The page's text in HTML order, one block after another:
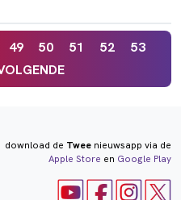
49 50 51 52
53
download de Tweenieuwsapp via de
Apple Store en Google Play